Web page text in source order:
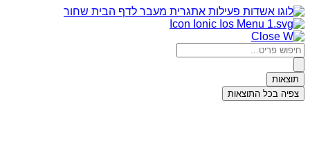
דלג
לתוכן
Search
...
תוצאות
צפיה בכל התוצאות